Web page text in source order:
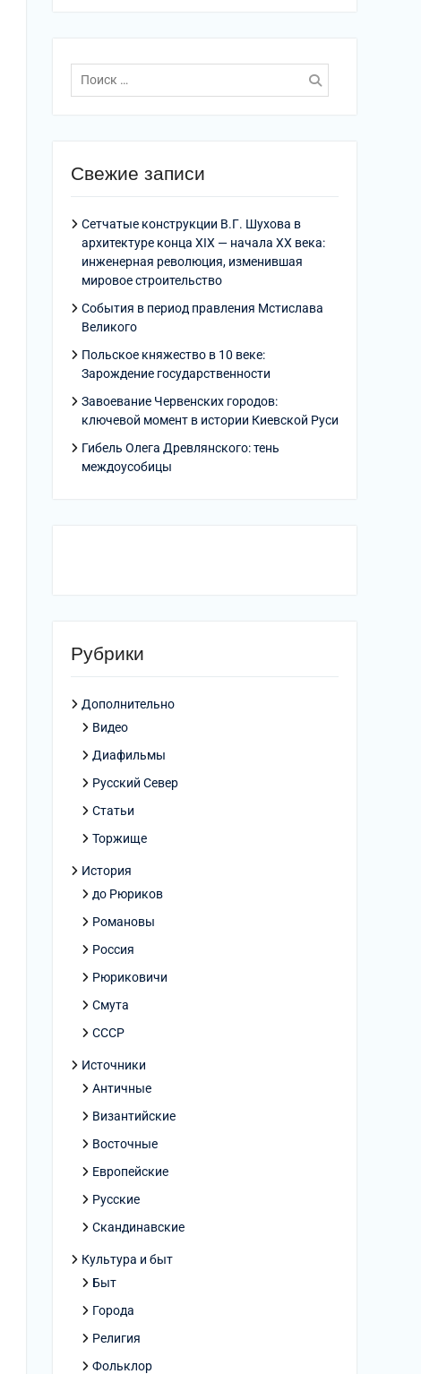
Поиск
по:
Свежие записи
Сетчатые конструкции В.Г. Шухова в
архитектуре конца XIX — начала XX века:
инженерная революция, изменившая
мировое строительство
События в период правления Мстислава
Великого
Польское княжество в 10 веке:
Зарождение государственности
Завоевание Червенских городов:
ключевой момент в истории Киевской Руси
Гибель Олега Древлянского: тень
междоусобицы
Рубрики
Дополнительно
Видео
Диафильмы
Русский Север
Статьи
Торжище
История
до Рюриков
Романовы
Россия
Рюриковичи
Смута
СССР
Источники
Античные
Византийские
Восточные
Европейские
Русские
Скандинавские
Культура и быт
Быт
Города
Религия
Фольклор